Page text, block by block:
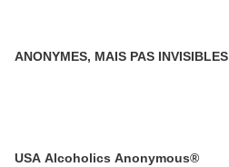
ANONYMES, MAIS PAS INVISIBLES
USA Alcoholics Anonymous®